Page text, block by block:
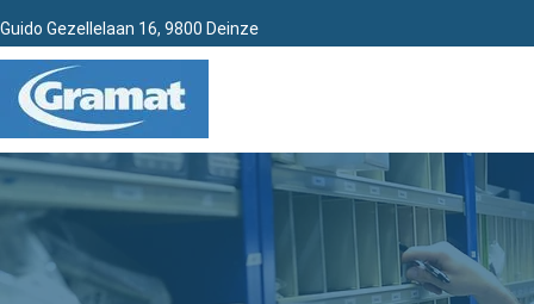
Guido Gezellelaan 16, 9800 Deinze